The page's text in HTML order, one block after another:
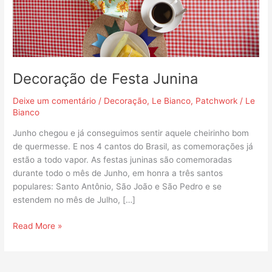
Decoração de Festa Junina
Deixe um comentário / Decoração, Le Bianco, Patchwork / Le
Bianco
Junho chegou e já conseguimos sentir aquele cheirinho bom
de quermesse. E nos 4 cantos do Brasil, as comemorações já
estão a todo vapor. As festas juninas são comemoradas
durante todo o mês de Junho, em honra a três santos
populares: Santo Antônio, São João e São Pedro e se
estendem no mês de Julho, […]
Read More »